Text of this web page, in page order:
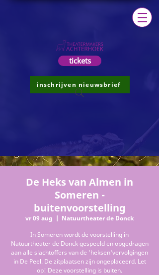
tickets
inschrijven nieuwsbrief
De Heks van Almen in
Someren -
buitenvoorstelling
vr 09 aug
  |
Natuurtheater de Donck
In Someren wordt de voorstelling in
Natuurtheater de Donck gespeeld en opgedragen
aan alle slachtoffers van de 'heksen'vervolgingen
in De Peel. De zitplaatsen zijn ongeplaceerd. Let
op! Deze voorstelling is buiten.